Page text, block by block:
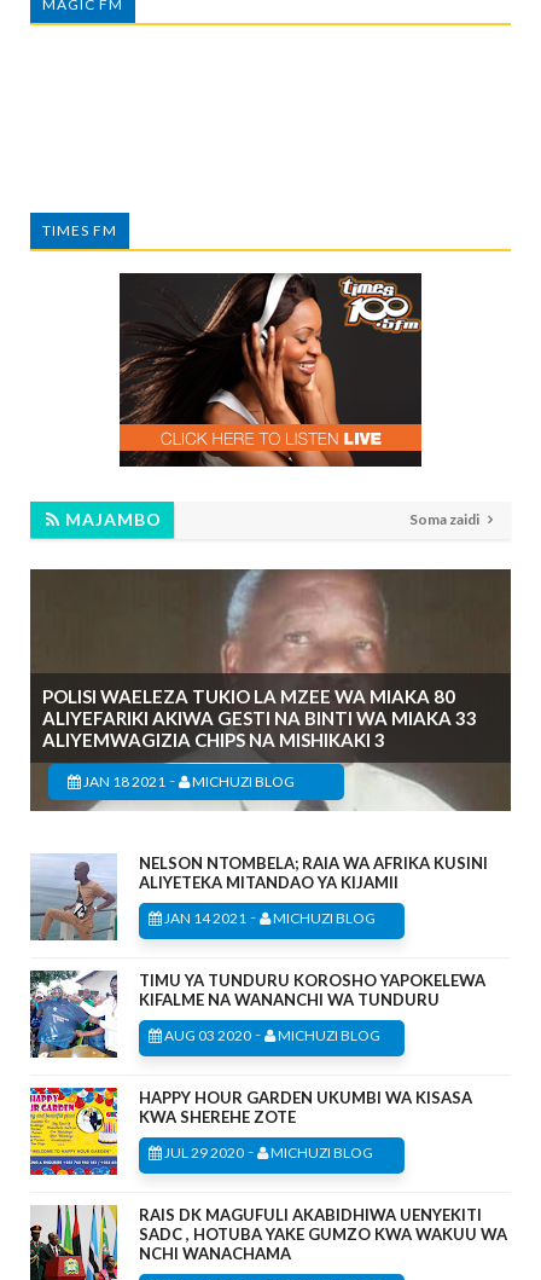
MAGIC FM
TIMES FM
MAJAMBO Soma zaidi
POLISI WAELEZA TUKIO LA MZEE WA MIAKA 80
ALIYEFARIKI AKIWA GESTI NA BINTI WA MIAKA 33
ALIYEMWAGIZIA CHIPS NA MISHIKAKI 3
JAN 18 2021 - MICHUZI BLOG
NELSON NTOMBELA; RAIA WA AFRIKA KUSINI
ALIYETEKA MITANDAO YA KIJAMII
JAN 14 2021 - MICHUZI BLOG
TIMU YA TUNDURU KOROSHO YAPOKELEWA
KIFALME NA WANANCHI WA TUNDURU
AUG 03 2020 - MICHUZI BLOG
HAPPY HOUR GARDEN UKUMBI WA KISASA
KWA SHEREHE ZOTE
JUL 29 2020 - MICHUZI BLOG
RAIS DK MAGUFULI AKABIDHIWA UENYEKITI
SADC , HOTUBA YAKE GUMZO KWA WAKUU WA
NCHI WANACHAMA